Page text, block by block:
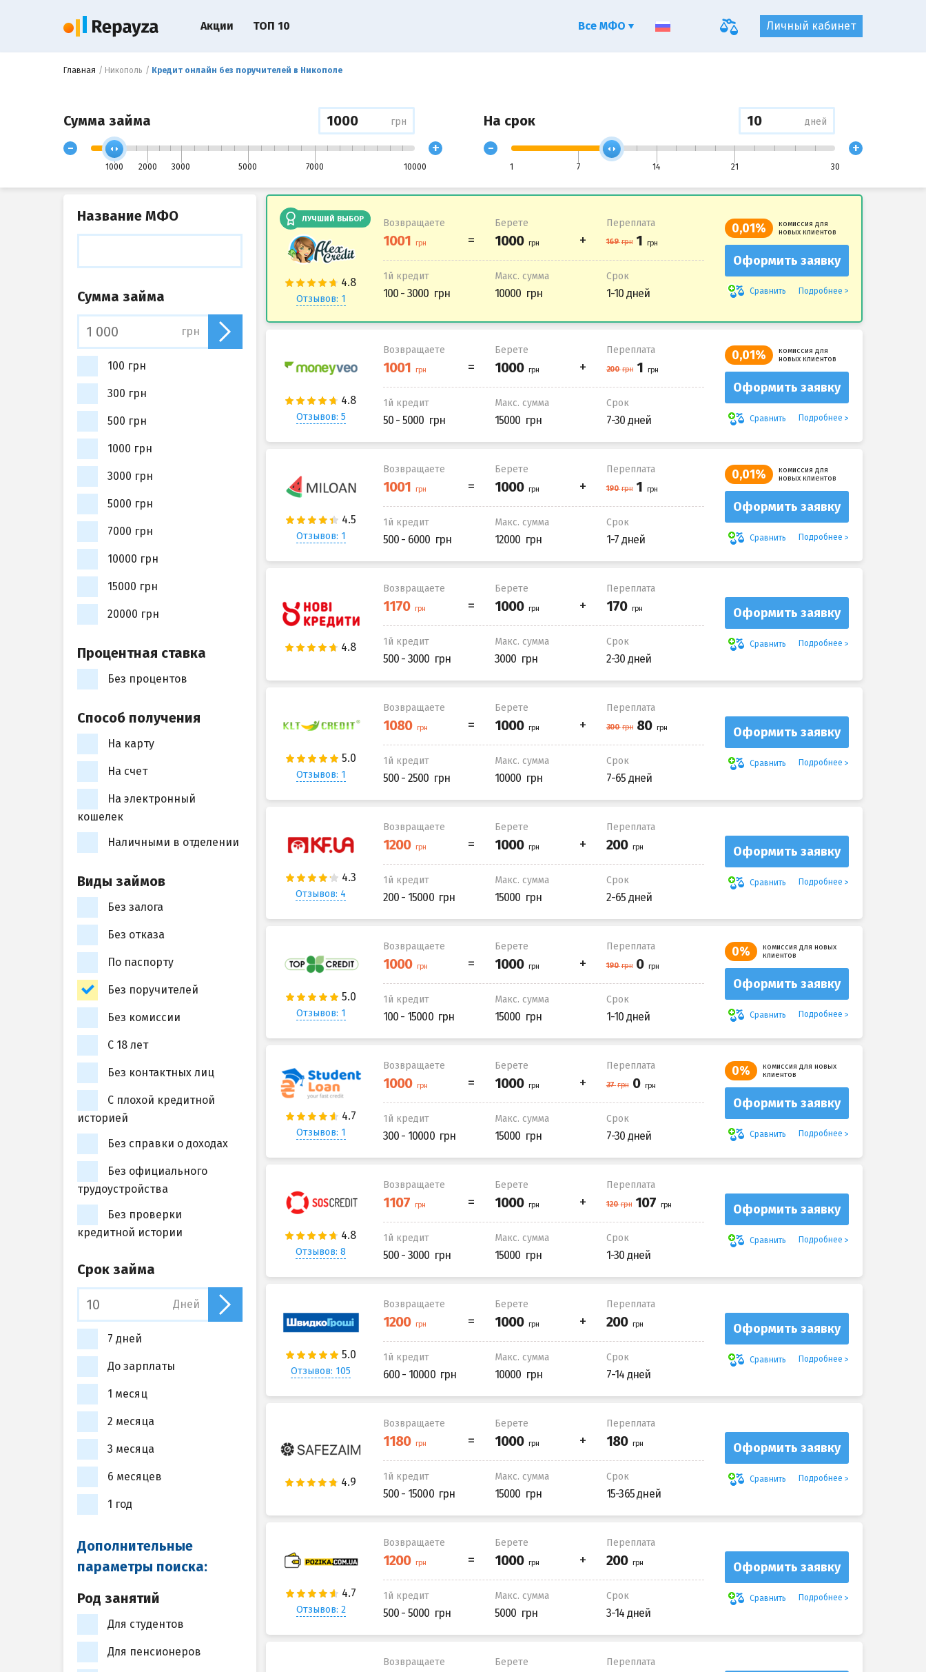
Главная Никополь Кредит онлайн без поручителей в Никополе
Сумма займа грн
-
1000 2000 3000 5000 7000 10000
+
На срок дней
-
1 7 14 21 30
+
ЛУЧШИЙ ВЫБОР
Отзывов: 1
Возвращаете Берете Переплата
1й кредит
100 - 3000
Макс. сумма
10000
Срок
1-10 дней
0,01%
комиссия для
новых клиентов
Оформить заявку
Сравнить Подробнее
Отзывов: 5
Возвращаете Берете Переплата
1й кредит
50 - 5000
Макс. сумма
15000
Срок
7-30 дней
0,01%
комиссия для
новых клиентов
Оформить заявку
Сравнить Подробнее
Отзывов: 1
Возвращаете Берете Переплата
1й кредит
500 - 6000
Макс. сумма
12000
Срок
1-7 дней
0,01%
комиссия для
новых клиентов
Оформить заявку
Сравнить Подробнее
Возвращаете Берете Переплата
1й кредит
500 - 3000
Макс. сумма
3000
Срок
2-30 дней
Оформить заявку
Сравнить Подробнее
Отзывов: 1
Возвращаете Берете Переплата
1й кредит
500 - 2500
Макс. сумма
10000
Срок
7-65 дней
Оформить заявку
Сравнить Подробнее
Отзывов: 4
Возвращаете Берете Переплата
1й кредит
200 - 15000
Макс. сумма
15000
Срок
2-65 дней
Оформить заявку
Сравнить Подробнее
Отзывов: 1
Возвращаете Берете Переплата
1й кредит
100 - 15000
Макс. сумма
15000
Срок
1-10 дней
0%
комиссия для новых
клиентов
Оформить заявку
Сравнить Подробнее
Отзывов: 1
Возвращаете Берете Переплата
1й кредит
300 - 10000
Макс. сумма
15000
Срок
7-30 дней
0%
комиссия для новых
клиентов
Оформить заявку
Сравнить Подробнее
Отзывов: 8
Возвращаете Берете Переплата
1й кредит
500 - 3000
Макс. сумма
15000
Срок
1-30 дней
Оформить заявку
Сравнить Подробнее
Отзывов: 105
Возвращаете Берете Переплата
1й кредит
600 - 10000
Макс. сумма
10000
Срок
7-14 дней
Оформить заявку
Сравнить Подробнее
Возвращаете Берете Переплата
1й кредит
500 - 15000
Макс. сумма
15000
Срок
15-365 дней
Оформить заявку
Сравнить Подробнее
Отзывов: 2
Возвращаете Берете Переплата
1й кредит
500 - 5000
Макс. сумма
5000
Срок
3-14 дней
Оформить заявку
Сравнить Подробнее
Возвращаете Берете Переплата
Название МФО
Сумма займа
грн
100 грн
300 грн
500 грн
1000 грн
3000 грн
5000 грн
7000 грн
10000 грн
15000 грн
20000 грн
Процентная ставка
Без процентов
Способ получения
На карту
На счет
На электронный
кошелек
Наличными в отделении
Виды займов
Без залога
Без отказа
По паспорту
Без поручителей
Без комиссии
С 18 лет
Без контактных лиц
С плохой кредитной
историей
Без справки о доходах
Без официального
трудоустройства
Без проверки
кредитной истории
Срок займа
Дней
7 дней
До зарплаты
1 месяц
2 месяца
3 месяца
6 месяцев
1 год
Дополнительные
параметры поиска:
Род занятий
Для студентов
Для пенсионеров
Личный кабинет
Акции ТОП 10 Все МФО